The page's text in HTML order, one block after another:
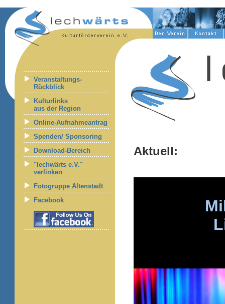
Veranstaltungs-
Rückblick
Kulturlinks
aus der Region
Online-Aufnahmeantrag
Spenden/ Sponsoring
Download-Bereich
"lechwärts e.V."
verlinken
Fotogruppe Altenstadt
Facebook
Aktuell: